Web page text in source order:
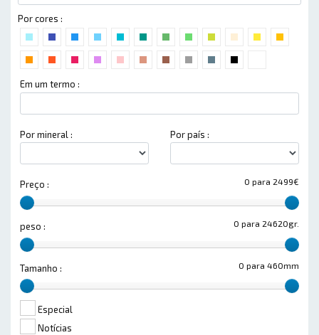
Por cores :
Em um termo :
Por mineral : Por país :
0 para 2499€
Preço :
0 para 24620gr.
peso :
0 para 460mm
Tamanho :
Especial
Notícias